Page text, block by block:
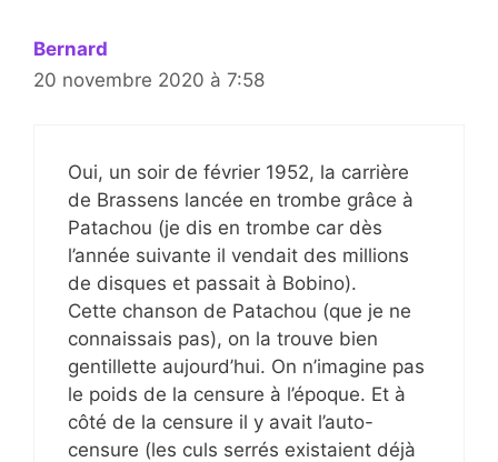
Bernard
20 novembre 2020 à 7:58
Oui, un soir de février 1952, la carrière
de Brassens lancée en trombe grâce à
Patachou (je dis en trombe car dès
l’année suivante il vendait des millions
de disques et passait à Bobino).
Cette chanson de Patachou (que je ne
connaissais pas), on la trouve bien
gentillette aujourd’hui. On n’imagine pas
le poids de la censure à l’époque. Et à
côté de la censure il y avait l’auto-
censure (les culs serrés existaient déjà